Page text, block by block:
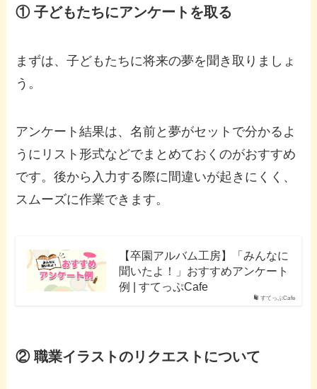
① 子どもたちにアンケートを取る
まずは、子どもたちに将来の夢を聞き取りましょ
う。
アンケート結果は、名前と夢がセットで分かるよ
うにリスト形式などでまとめておくのがおすすめ
です。後から入力する際に間違いが起きにくく、
スムーズに作業できます。
すてっぷCafe
【卒園アルバム工房】「みんなに
聞いたよ！」おすすめアンケート
例 | すてっぷCafe
② 職業イラストのリクエストについて